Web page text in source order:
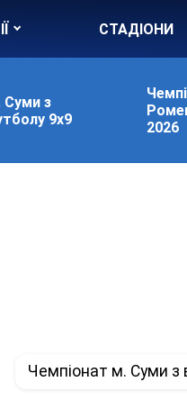
СТАДІОНИ
Суми з
9х9
2026
Чемпіонат м. Суми з